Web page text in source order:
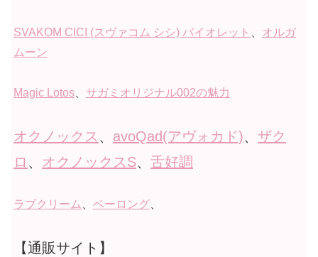
SVAKOM CICI (スヴァコム シシ) バイオレット
オルガ
ムーン
Magic Lotos サガミオリジナル002の魅力
オクノックス 、 avoQad(アヴォカド)、 ザク
ロ 、 オクノックスS、 舌好調
ラブクリーム ベーロング
【通販サイト】